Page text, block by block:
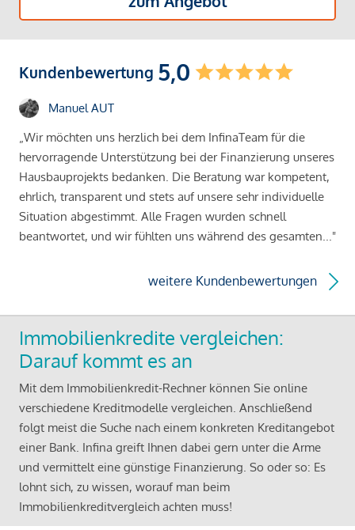
Kundenbewertung 5,0
Manuel AUT
„Wir möchten uns herzlich bei dem InfinaTeam für die
hervorragende Unterstützung bei der Finanzierung unseres
Hausbauprojekts bedanken. Die Beratung war kompetent,
ehrlich, transparent und stets auf unsere sehr individuelle
Situation abgestimmt. Alle Fragen wurden schnell
beantwortet, und wir fühlten uns während des gesamten..."
weitere Kundenbewertungen
Immobilienkredite vergleichen:
Darauf kommt es an
Mit dem Immobilienkredit-Rechner können Sie online
verschiedene Kreditmodelle vergleichen. Anschließend
folgt meist die Suche nach einem konkreten Kreditangebot
einer Bank. Infina greift Ihnen dabei gern unter die Arme
und vermittelt eine günstige Finanzierung. So oder so: Es
lohnt sich, zu wissen, worauf man beim
Immobilienkreditvergleich achten muss!